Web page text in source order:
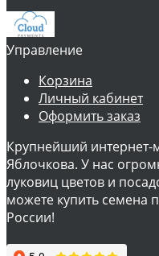
Управление
Корзина
Личный кабинет
Оформить заказ
Крупнейший интернет-
Яблочкова. У нас
луковиц цветов и
можете купить семена
России!